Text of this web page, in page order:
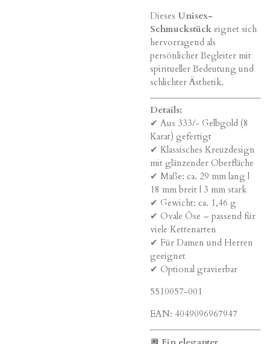
Dieses Unisex-
Schmuckstück eignet sich
hervorragend als
persönlicher Begleiter mit
spiritueller Bedeutung und
schlichter Ästhetik.
Details:
✔ Aus 333/- Gelbgold (8
Karat) gefertigt
✔ Klassisches Kreuzdesign
mit glänzender Oberfläche
✔ Maße: ca. 29 mm lang |
18 mm breit | 3 mm stark
✔ Gewicht: ca. 1,46 g
✔ Ovale Öse – passend für
viele Kettenarten
✔ Für Damen und Herren
geeignet
✔ Optional gravierbar
5510057-001
EAN: 4049096967947